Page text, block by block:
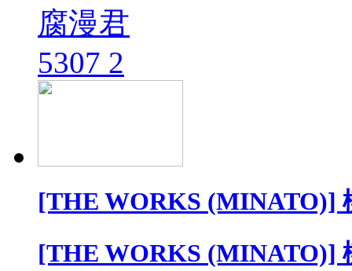
腐漫君
5307 2
[THE WORKS (MINATO)]
[THE WORKS (MINATO)]